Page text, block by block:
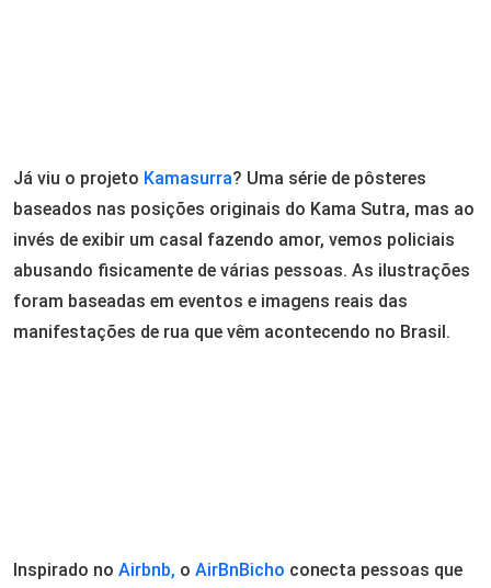
Já viu o projeto Kamasurra? Uma série de pôsteres
baseados nas posições originais do Kama Sutra, mas ao
invés de exibir um casal fazendo amor, vemos policiais
abusando fisicamente de várias pessoas. As ilustrações
foram baseadas em eventos e imagens reais das
manifestações de rua que vêm acontecendo no Brasil.
Inspirado no Airbnb, o AirBnBicho conecta pessoas que